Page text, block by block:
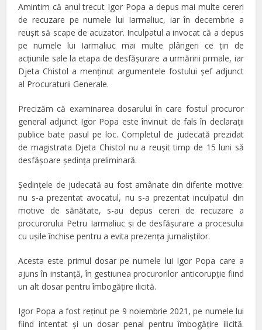
Amintim că anul trecut Igor Popa a depus mai multe cereri
de recuzare pe numele lui Iarmaliuc, iar în decembrie a
reuşit să scape de acuzator. Inculpatul a invocat că a depus
pe numele lui Iarmaliuc mai multe plângeri ce ţin de
acţiunile sale la etapa de desfăşurare a urmăririi prmale, iar
Djeta Chistol a menţinut argumentele fostului şef adjunct
al Procuraturii Generale.
Precizăm că examinarea dosarului în care fostul procuror
general adjunct Igor Popa este învinuit de fals în declaraţii
publice bate pasul pe loc. Completul de judecată prezidat
de magistrata Djeta Chistol nu a reuşit timp de 15 luni să
desfăşoare şedinţa preliminară.
Şedinţele de judecată au fost amânate din diferite motive:
nu s-a prezentat avocatul, nu s-a prezentat inculpatul din
motive de sănătate, s-au depus cereri de recuzare a
procurorului Petru Iarmaliuc şi de desfăşurare a procesului
cu uşile închise pentru a evita prezenţa jurnaliştilor.
Acesta este primul dosar pe numele lui Igor Popa care a
ajuns în instanţă, în gestiunea procurorilor anticorupţie fiind
un alt dosar pentru îmbogăţire ilicită.
Igor Popa a fost reţinut pe 9 noiembrie 2021, pe numele lui
fiind intentat şi un dosar penal pentru îmbogăţire ilicită.